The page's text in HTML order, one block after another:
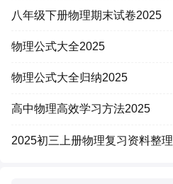
八年级下册物理期末试卷2025
物理公式大全2025
物理公式大全归纳2025
高中物理高效学习方法2025
2025初三上册物理复习资料整理